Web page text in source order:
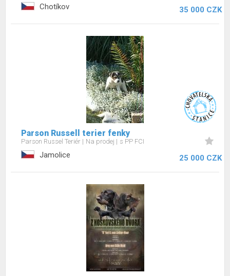
Chotíkov 35 000 CZK
Parson Russell terier fenky
Parson Russel Teriér Na prodej s PP FCI
Jamolice 25 000 CZK